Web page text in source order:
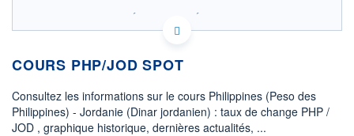
SIX - FOREX 2 DONNÉES TEMPS RÉEL
Politique d'exécution
COURS PHP/JOD SPOT
Consultez les informations sur le cours Philippines (Peso des
Philippines) - Jordanie (Dinar jordanien) : taux de change PHP /
JOD , graphique historique, dernières actualités, ...